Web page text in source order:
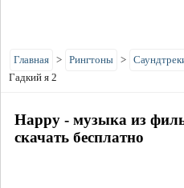
Главная > Рингтоны >
Гадкий я 2
Happy - музыка из
скачать бесплатно